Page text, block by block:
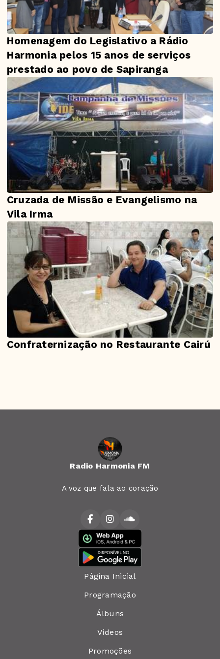
Homenagem do Legislativo a Rádio
Harmonia pelos 15 anos de serviços
prestado ao povo de Sapiranga
Cruzada de Missão e Evangelismo na
Vila Irma
Confraternização no Restaurante Cairú
Radio Harmonia FM
A voz que fala ao coração
Página Inicial
Programação
Álbuns
Vídeos
Promoções